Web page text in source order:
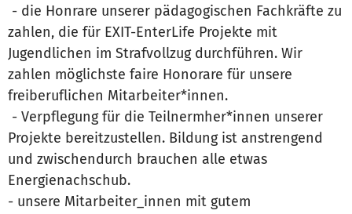
- die Honrare unserer pädagogischen Fachkräfte zu
zahlen, die für EXIT-EnterLife Projekte mit
Jugendlichen im Strafvollzug durchführen. Wir
zahlen möglichste faire Honorare für unsere
freiberuflichen Mitarbeiter*innen.
- Verpflegung für die Teilnermher*innen unserer
Projekte bereitzustellen. Bildung ist anstrengend
und zwischendurch brauchen alle etwas
Energienachschub.
- unsere Mitarbeiter_innen mit gutem